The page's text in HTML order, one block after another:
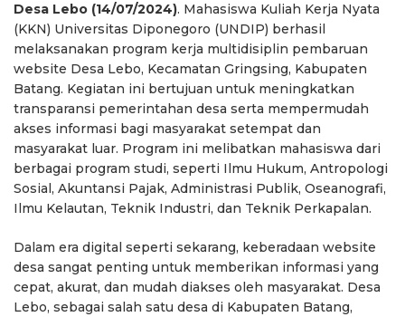
Desa Lebo (14/07/2024). Mahasiswa Kuliah Kerja Nyata
(KKN) Universitas Diponegoro (UNDIP) berhasil
melaksanakan program kerja multidisiplin pembaruan
website Desa Lebo, Kecamatan Gringsing, Kabupaten
Batang. Kegiatan ini bertujuan untuk meningkatkan
transparansi pemerintahan desa serta mempermudah
akses informasi bagi masyarakat setempat dan
masyarakat luar. Program ini melibatkan mahasiswa dari
berbagai program studi, seperti Ilmu Hukum, Antropologi
Sosial, Akuntansi Pajak, Administrasi Publik, Oseanografi,
Ilmu Kelautan, Teknik Industri, dan Teknik Perkapalan.
Dalam era digital seperti sekarang, keberadaan website
desa sangat penting untuk memberikan informasi yang
cepat, akurat, dan mudah diakses oleh masyarakat. Desa
Lebo, sebagai salah satu desa di Kabupaten Batang,